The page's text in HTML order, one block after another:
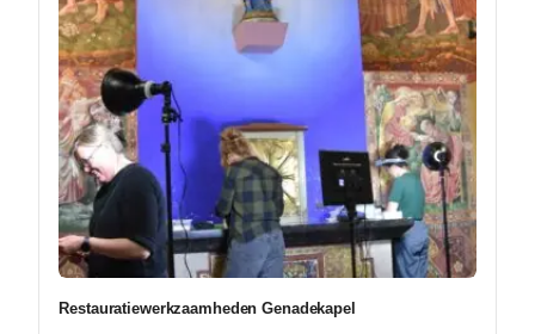
Restauratiewerkzaamheden Genadekapel